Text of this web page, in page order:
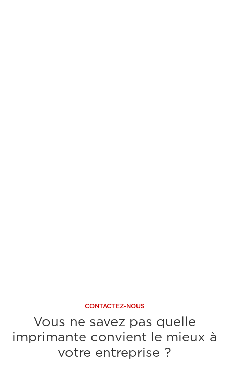
CONTACTEZ-NOUS
Vous ne savez pas quelle
imprimante convient le mieux à
votre entreprise ?